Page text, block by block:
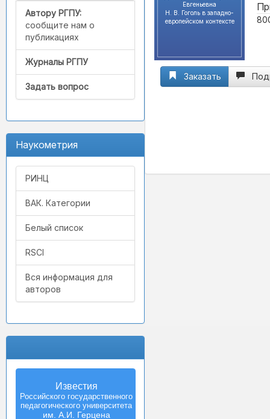
Автору РГПУ:
сообщите нам о
публикациях
Журналы РГПУ
Задать вопрос
Наукометрия
РИНЦ
ВАК. Категории
Белый список
RSCI
Вся информация для
авторов
Известия
Российского государственного
педагогического университета
им. А.И. Герцена
Евгеньевна
Н. В. Гоголь в западно-
европейском контексте
Заказать